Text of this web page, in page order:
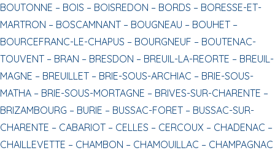
BOUTONNE – BOIS – BOISREDON – BORDS – BORESSE-ET-
MARTRON – BOSCAMNANT – BOUGNEAU – BOUHET –
BOURCEFRANC-LE-CHAPUS – BOURGNEUF – BOUTENAC-
TOUVENT – BRAN – BRESDON – BREUIL-LA-REORTE – BREUIL-
MAGNE – BREUILLET – BRIE-SOUS-ARCHIAC – BRIE-SOUS-
MATHA – BRIE-SOUS-MORTAGNE – BRIVES-SUR-CHARENTE –
BRIZAMBOURG – BURIE – BUSSAC-FORET – BUSSAC-SUR-
CHARENTE – CABARIOT – CELLES – CERCOUX – CHADENAC –
CHAILLEVETTE – CHAMBON – CHAMOUILLAC – CHAMPAGNAC